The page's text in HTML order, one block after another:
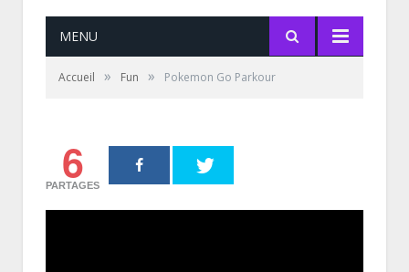
MENU
Accueil » Fun » Pokemon Go Parkour
6
PARTAGES